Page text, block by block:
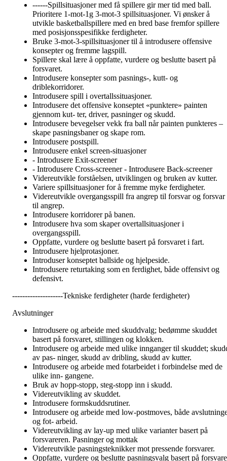
------Spillsituasjoner med få spillere gir mer tid med ball.
Prioritere 1-mot-1g 3-mot-3 spillsituasjoner. Vi ønsker å
utvikle basketballspillere med en bred base fremfor spillere
med posisjonsspesifikke ferdigheter.
Bruke 3-mot-3-spillsituasjoner til å introdusere offensive
konsepter og fremme lagspill.
Spillere skal lære å oppfatte, vurdere og beslutte basert på
forsvaret.
Introdusere konsepter som pasnings-, kutt- og
driblekorridorer.
Introdusere spill i overtallssituasjoner.
Introdusere det offensive konseptet «punktere» painten
gjennom kut- ter, driver, pasninger og skudd.
Introdusere bevegelser vekk fra ball når painten punkteres –
skape pasningsbaner og skape rom.
Introdusere postspill.
Introdusere enkel screen-situasjoner
- Introdusere Exit-screener
- Introdusere Cross-screener - Introdusere Back-screener
Videreutvikle forståelsen, utviklingen og bruken av kutter.
Variere spillsituasjoner for å fremme myke ferdigheter.
Videreutvikle overgangsspill fra angrep til forsvar og forsvar
til angrep.
Introdusere korridorer på banen.
Introdusere hva som skaper overtallsituasjoner i
overgangsspill.
Oppfatte, vurdere og beslutte basert på forsvaret i fart.
Introdusere hjelprotasjoner.
Introduser konseptet ballside og hjelpeside.
Introdusere returtaking som en ferdighet, både offensivt og
defensivt.
--------------------Tekniske ferdigheter (harde ferdigheter)
Avslutninger
Introdusere og arbeide med skuddvalg; bedømme skuddet
basert på forsvaret, stillingen og klokken.
Introdusere og arbeide med ulike innganger til skuddet;
av pas- ninger, skudd av dribling, skudd av kutter.
Introdusere og arbeide med fotarbeidet i forbindelse med de
ulike inn- gangene.
Bruk av hopp-stopp, steg-stopp inn i skudd.
Videreutvikling av skuddet.
Introdusere formskuddsrutiner.
Introdusere og arbeide med low-postmoves, både
og fot- arbeid.
Videreutvikling av lay-up med ulike varianter basert på
forsvareren. Pasninger og mottak
Videreutvikle pasningsteknikker mot pressende forsvarer.
Oppfatte, vurdere og beslutte pasningsvalg basert på